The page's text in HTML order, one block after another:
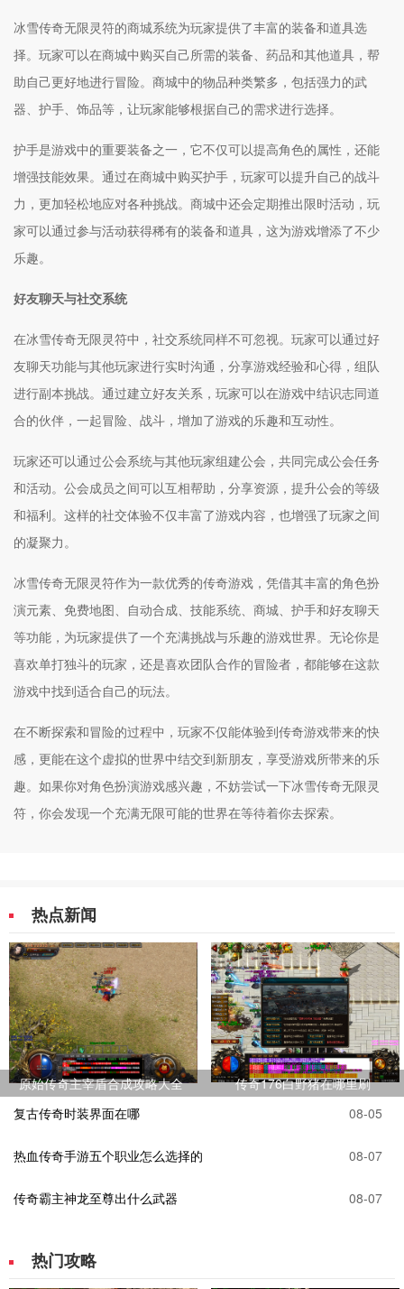
冰雪传奇无限灵符的商城系统为玩家提供了丰富的装备和道具选
择。玩家可以在商城中购买自己所需的装备、药品和其他道具，帮
助自己更好地进行冒险。商城中的物品种类繁多，包括强力的武
器、护手、饰品等，让玩家能够根据自己的需求进行选择。
护手是游戏中的重要装备之一，它不仅可以提高角色的属性，还能
增强技能效果。通过在商城中购买护手，玩家可以提升自己的战斗
力，更加轻松地应对各种挑战。商城中还会定期推出限时活动，玩
家可以通过参与活动获得稀有的装备和道具，这为游戏增添了不少
乐趣。
好友聊天与社交系统
在冰雪传奇无限灵符中，社交系统同样不可忽视。玩家可以通过好
友聊天功能与其他玩家进行实时沟通，分享游戏经验和心得，组队
进行副本挑战。通过建立好友关系，玩家可以在游戏中结识志同道
合的伙伴，一起冒险、战斗，增加了游戏的乐趣和互动性。
玩家还可以通过公会系统与其他玩家组建公会，共同完成公会任务
和活动。公会成员之间可以互相帮助，分享资源，提升公会的等级
和福利。这样的社交体验不仅丰富了游戏内容，也增强了玩家之间
的凝聚力。
冰雪传奇无限灵符作为一款优秀的传奇游戏，凭借其丰富的角色扮
演元素、免费地图、自动合成、技能系统、商城、护手和好友聊天
等功能，为玩家提供了一个充满挑战与乐趣的游戏世界。无论你是
喜欢单打独斗的玩家，还是喜欢团队合作的冒险者，都能够在这款
游戏中找到适合自己的玩法。
在不断探索和冒险的过程中，玩家不仅能体验到传奇游戏带来的快
感，更能在这个虚拟的世界中结交到新朋友，享受游戏所带来的乐
趣。如果你对角色扮演游戏感兴趣，不妨尝试一下冰雪传奇无限灵
符，你会发现一个充满无限可能的世界在等待着你去探索。
热点新闻
原始传奇主宰盾合成攻略大全
传奇176白野猪在哪里刷
复古传奇时装界面在哪
08-05
热血传奇手游五个职业怎么选择的 08-07
传奇霸主神龙至尊出什么武器 08-07
热门攻略